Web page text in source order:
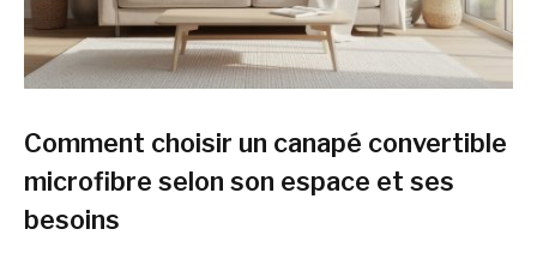
Comment choisir un canapé convertible
microfibre selon son espace et ses
besoins